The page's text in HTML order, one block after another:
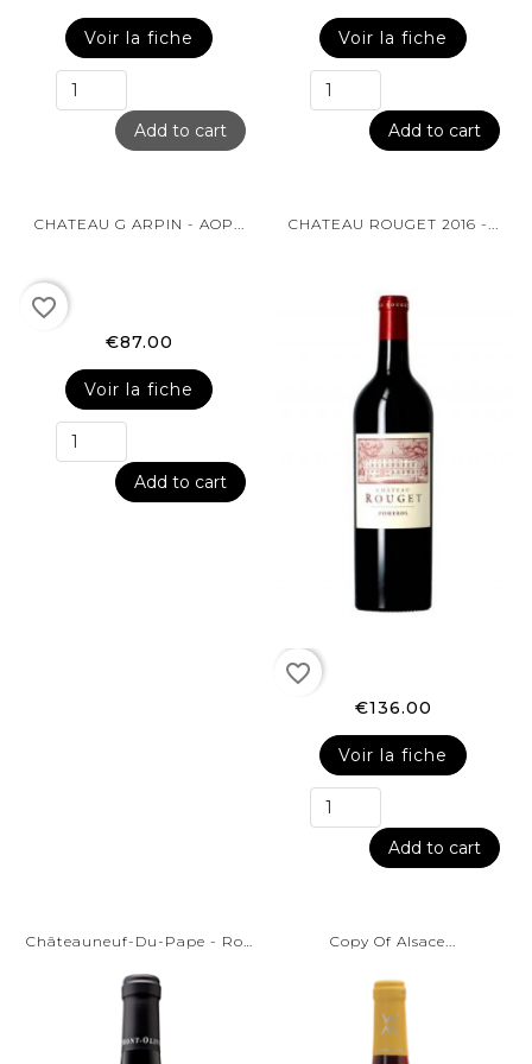
Voir la fiche
Add to cart
Voir la fiche
Add to cart
CHATEAU G ARPIN - AOP...
favorite_border
€87.00
Voir la fiche
Add to cart
CHATEAU ROUGET 2016 -...
favorite_border
€136.00
Voir la fiche
Add to cart
Copy Of Alsace...